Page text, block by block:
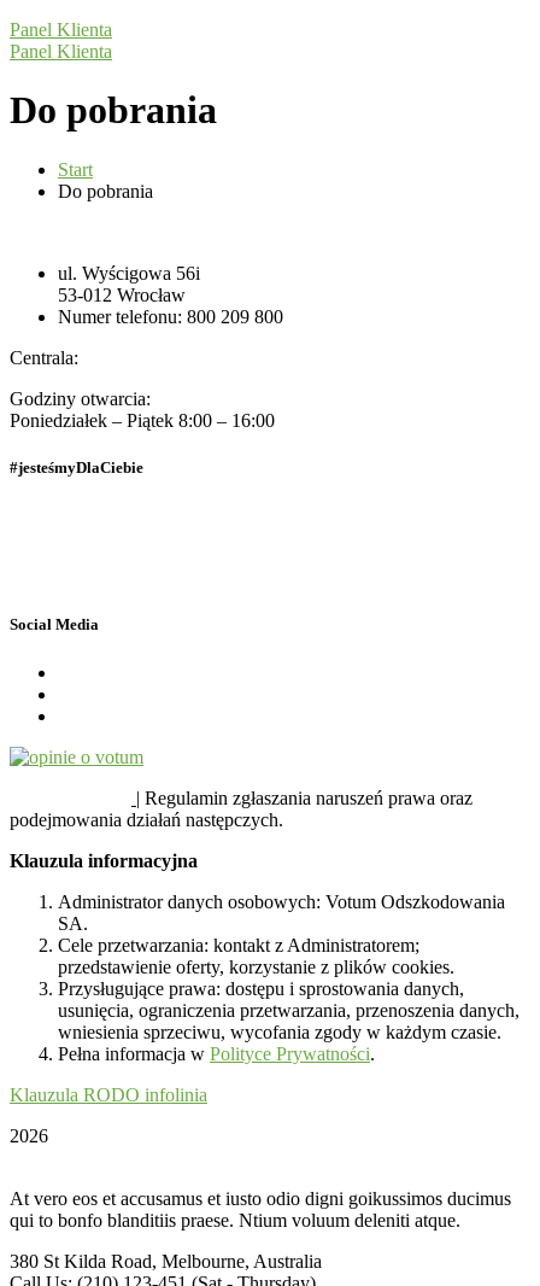
Panel Klienta
Panel Klienta
Do pobrania
Start
Do pobrania
ul. Wyścigowa 56i
53-012 Wrocław
Numer telefonu: 800 209 800
Centrala:
Godziny otwarcia:
Poniedziałek – Piątek 8:00 – 16:00
#jesteśmyDlaCiebie
Social Media
| Regulamin zgłaszania naruszeń prawa oraz
podejmowania działań następczych.
Klauzula informacyjna
Administrator danych osobowych: Votum Odszkodowania
SA.
Cele przetwarzania: kontakt z Administratorem;
przedstawienie oferty, korzystanie z plików cookies.
Przysługujące prawa: dostępu i sprostowania danych,
usunięcia, ograniczenia przetwarzania, przenoszenia danych,
wniesienia sprzeciwu, wycofania zgody w każdym czasie.
Pełna informacja w Polityce Prywatności.
Klauzula RODO infolinia
2026
At vero eos et accusamus et iusto odio digni goikussimos ducimus
qui to bonfo blanditiis praese. Ntium voluum deleniti atque.
380 St Kilda Road, Melbourne, Australia